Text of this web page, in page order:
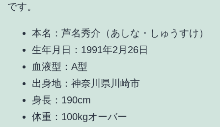
です。
本名： 芦名秀介（あしな・しゅうすけ）
生年月日：1991年2月26日
血液型：A型
出身地：神奈川県川崎市
身長：190cm
体重：100kgオーバー